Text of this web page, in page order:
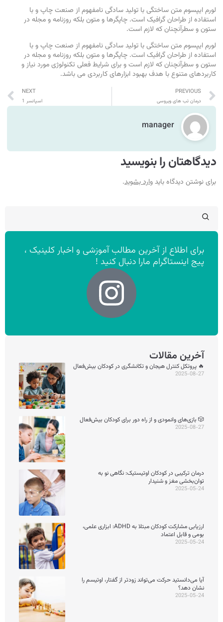
لورم ایپسوم متن ساختگی با تولید سادگی نامفهوم از صنعت چاپ و با
استفاده از طراحان گرافیک است. چاپگرها و متون بلکه روزنامه و مجله در
ستون و سطرآنچنان که لازم است.
لورم ایپسوم متن ساختگی با تولید سادگی نامفهوم از صنعت چاپ و با
استفاده از طراحان گرافیک است. چاپگرها و متون بلکه روزنامه و مجله در
ستون و سطرآنچنان که لازم است و برای شرایط فعلی تکنولوژی مورد نیاز و
کاربردهای متنوع با هدف بهبود ابزارهای کاربردی می باشد.
PREVIOUS
درمان تب های ویروسی
NEXT
اسپانسر 1
manager
دیدگاهتان را بنویسید
برای نوشتن دیدگاه بایدوارد بشوید.
برای اطلاع از آخرین مطالب آموزشی و اخبار کلینیک ،
پیج اینستاگرام مارا دنبال کنید !
آخرین مقالات
🔥 پروتکل کنترل هیجان و تکانشگری در کودکان بیش‌فعال
2025-08-27
🎲 بازی‌های وانمودی و از راه دور برای کودکان بیش‌فعال
2025-08-27
درمان ترکیبی در کودکان اوتیستیک: نگاهی نو به
توان‌بخشی مغز و شنیدار
2025-05-24
ارزیابی مشارکت کودکان مبتلا به ADHD: ابزاری علمی،
بومی و قابل اعتماد
2025-05-24
آیا می‌دانستید حرکت می‌تواند زودتر از گفتار، اوتیسم را
نشان دهد؟
2025-05-24